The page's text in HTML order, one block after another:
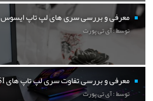
معرفی و بررسی سری های لپ تاپ ایسوس
توسط : آی تی پورت
معرفی و بررسی تفاوت سری لپ تاپ های MSI
توسط : آی تی پورت